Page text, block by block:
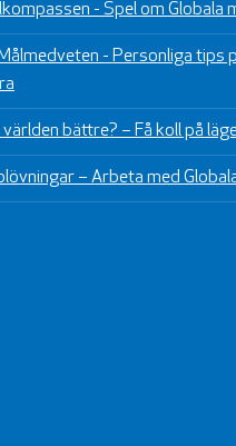
- Spel om Globala
- Personliga tips
världen bättre? – Få koll på
– Arbeta med